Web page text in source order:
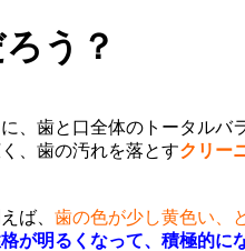
う？
、歯と口全体のトータルバ
、歯の汚れを落とすクリー
ば、 歯の色が少し黄色い、
が明るくなって、積極的に